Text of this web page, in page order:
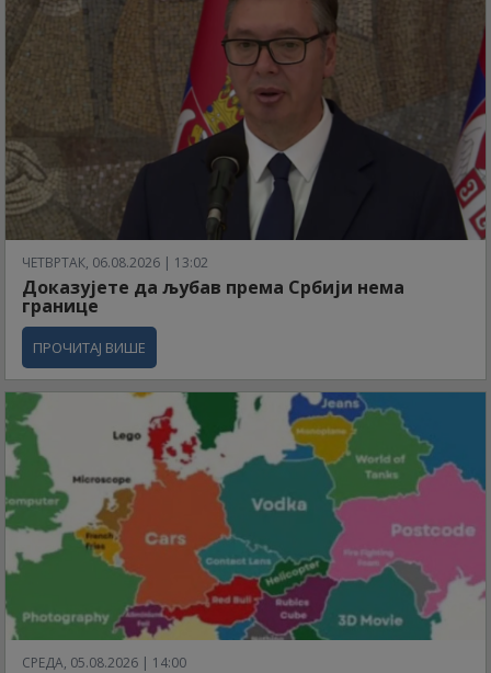
ЧЕТВРТАК, 06.08.2026 | 13:02
Доказујете да љубав према Србији нема
границе
ПРОЧИТАЈ ВИШЕ
СРЕДА, 05.08.2026 | 14:00